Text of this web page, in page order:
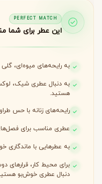
PERFECT MATCH
این عطر برای
به رایحه‌های میوه‌ای،
به دنبال عطری شیک،
هستید.
رایحه‌های زنانه با حس
عطری مناسب برای
به عطرهایی با ماندگاری
برای محیط کار، قرارهای
دنبال عطری خوش‌بو